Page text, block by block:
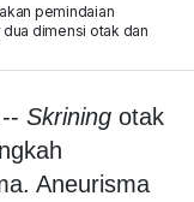
pemindaian
dimensi otak dan
Skrining otak
Aneurisma